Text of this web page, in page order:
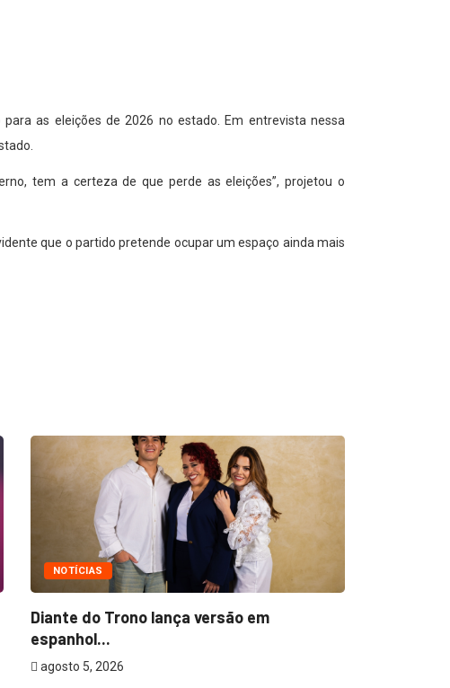
as eleições de 2026 no estado. Em entrevista nessa
tem a certeza de que perde as eleições”, projetou o
que o partido pretende ocupar um espaço ainda mais
NOTÍCIAS
Diante do Trono lança versão em
espanhol...
agosto 5, 2026